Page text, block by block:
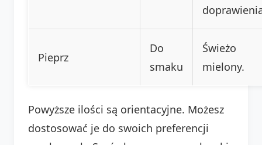
Pieprz
Do
smaku
Świeżo
mielony.
Powyższe ilości są orientacyjne. Możesz
dostosować je do swoich preferencji